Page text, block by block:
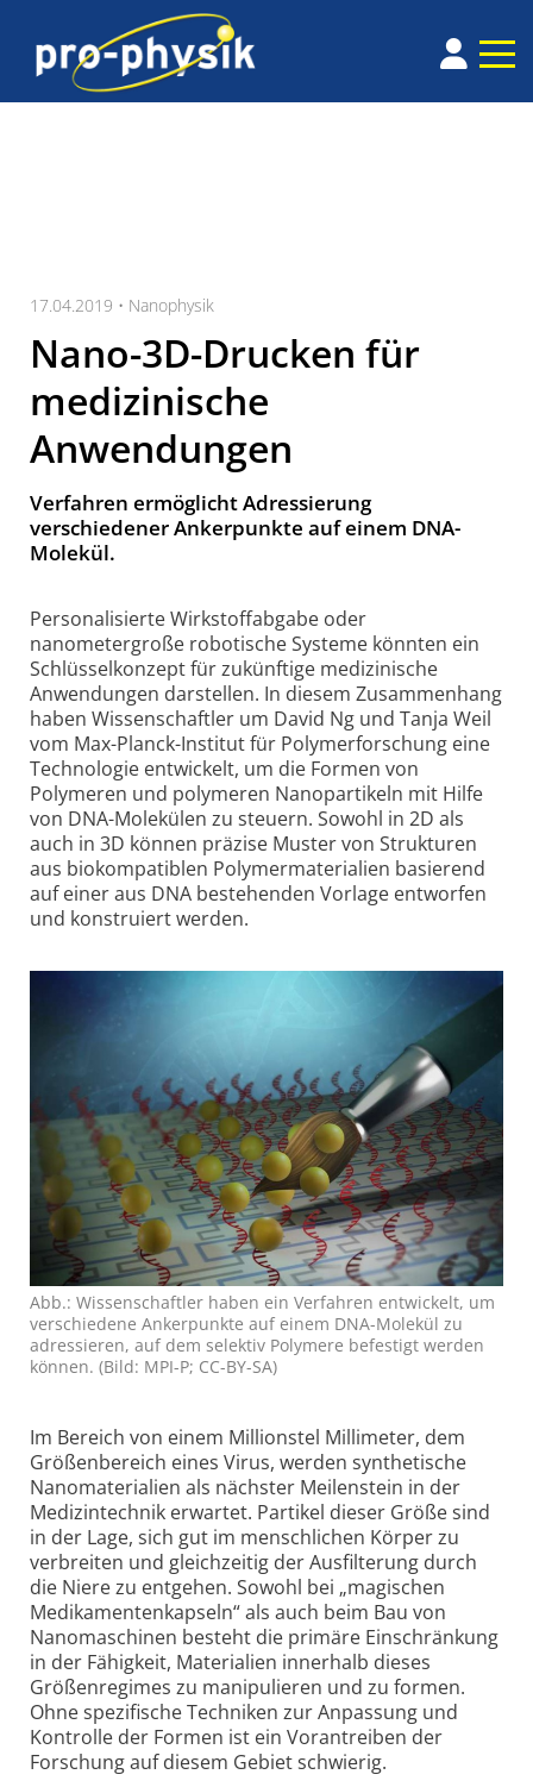
17.04.2019 • Nanophysik
Nano-3D-Drucken für
medizinische
Anwendungen
Verfahren ermöglicht Adressierung
verschiedener Ankerpunkte auf einem DNA-
Molekül.
Personalisierte Wirkstoffabgabe oder
nanometergroße robotische Systeme könnten ein
Schlüsselkonzept für zukünftige medizinische
Anwendungen darstellen. In diesem Zusammenhang
haben Wissenschaftler um David Ng und Tanja Weil
vom Max-Planck-Institut für Polymerforschung eine
Technologie entwickelt, um die Formen von
Polymeren und polymeren Nanopartikeln mit Hilfe
von DNA-Molekülen zu steuern. Sowohl in 2D als
auch in 3D können präzise Muster von Strukturen
aus biokompatiblen Polymermaterialien basierend
auf einer aus DNA bestehenden Vorlage entworfen
und konstruiert werden.
Abb.: Wissenschaftler haben ein Verfahren entwickelt, um
verschiedene Ankerpunkte auf einem DNA-Molekül zu
adressieren, auf dem selektiv Polymere befestigt werden
können. (Bild: MPI-P; CC-BY-SA)
Im Bereich von einem Millionstel Millimeter, dem
Größenbereich eines Virus, werden synthetische
Nanomaterialien als nächster Meilenstein in der
Medizintechnik erwartet. Partikel dieser Größe sind
in der Lage, sich gut im menschlichen Körper zu
verbreiten und gleichzeitig der Ausfilterung durch
die Niere zu entgehen. Sowohl bei „magischen
Medikamentenkapseln“ als auch beim Bau von
Nanomaschinen besteht die primäre Einschränkung
in der Fähigkeit, Materialien innerhalb dieses
Größenregimes zu manipulieren und zu formen.
Ohne spezifische Techniken zur Anpassung und
Kontrolle der Formen ist ein Vorantreiben der
Forschung auf diesem Gebiet schwierig.